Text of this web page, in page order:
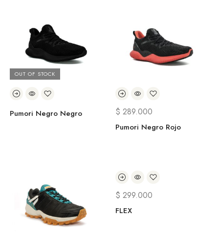
OUT OF STOCK
Pumori Negro Negro $ 289.000
Pumori Negro Rojo
$ 299.000
FLEX